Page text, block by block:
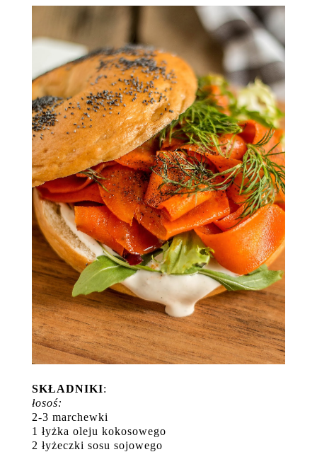
SKŁADNIKI:
łosoś:
2-3 marchewki
1 łyżka oleju kokosowego
2 łyżeczki sosu sojowego